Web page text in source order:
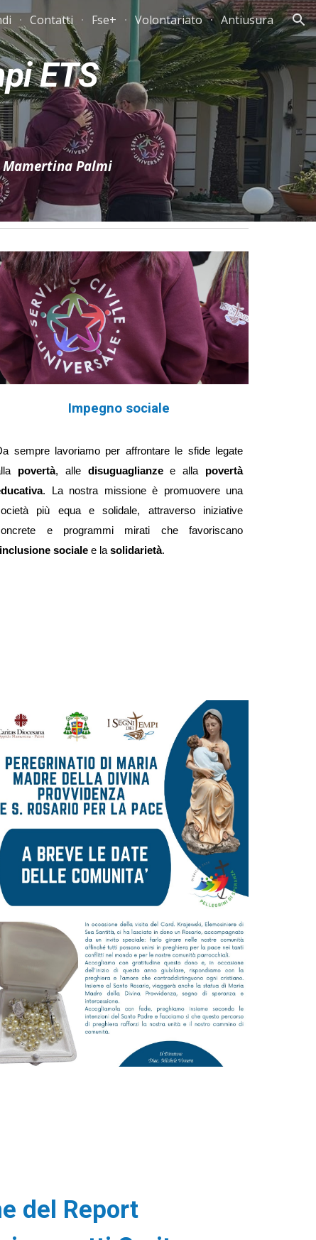
Contatti Fse+ Volontariato Antiusura
ETS
Mamertina Palmi
Impegno sociale
sempre lavoriamo per affrontare le sfide legate
povertà, alle disuguaglianzee alla povertà
. La nostra missione è promuovere una
più equa e solidale, attraverso iniziative
e programmi mirati che favoriscano
inclusione sociale e lasolidarietà.
del Report